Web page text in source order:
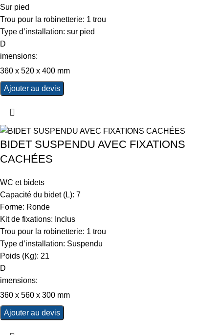
Sur pied
Trou pour la robinetterie: 1 trou
Type d’installation: sur pied
D
imensions:
360 x 520 x 400 mm
Ajouter au devis
BIDET SUSPENDU AVEC FIXATIONS
CACHÉES
WC et bidets
Capacité du bidet (L): 7
Forme: Ronde
Kit de fixations: Inclus
Trou pour la robinetterie: 1 trou
Type d’installation: Suspendu
Poids (Kg): 21
D
imensions:
360 x 560 x 300 mm
Ajouter au devis